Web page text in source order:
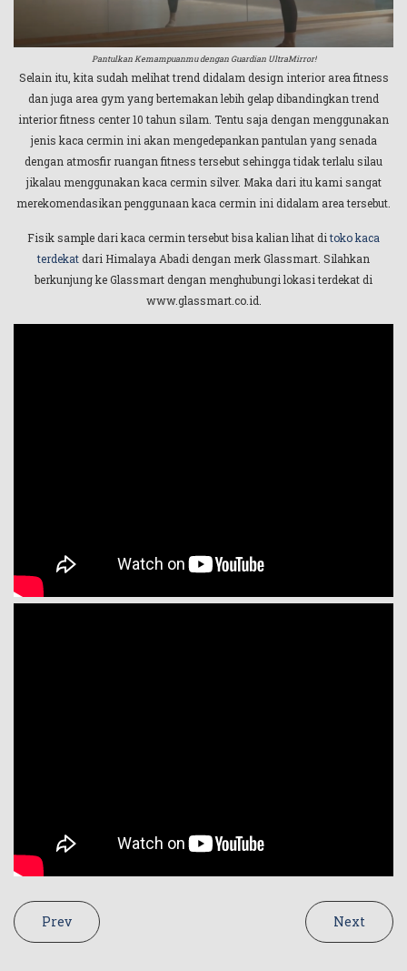
Pantulkan Kemampuanmu dengan Guardian UltraMirror!
Selain itu, kita sudah melihat trend didalam design interior area fitness
dan juga area gym yang bertemakan lebih gelap dibandingkan trend
interior fitness center 10 tahun silam. Tentu saja dengan menggunakan
jenis kaca cermin ini akan mengedepankan pantulan yang senada
dengan atmosfir ruangan fitness tersebut sehingga tidak terlalu silau
jikalau menggunakan kaca cermin silver. Maka dari itu kami sangat
merekomendasikan penggunaan kaca cermin ini didalam area tersebut.
Fisik sample dari kaca cermin tersebut bisa kalian lihat ditoko kaca
terdekatdari Himalaya Abadi dengan merk Glassmart. Silahkan
berkunjung ke Glassmart dengan menghubungi lokasi terdekat di
www.glassmart.co.id.
Prev Next